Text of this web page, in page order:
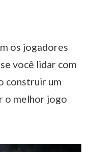
os jogadores
você lidar com
construir um
o melhor jogo